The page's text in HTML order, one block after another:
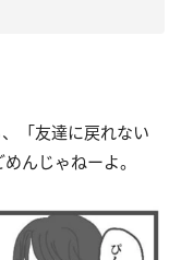
「友達に戻れない
んじゃねーよ。